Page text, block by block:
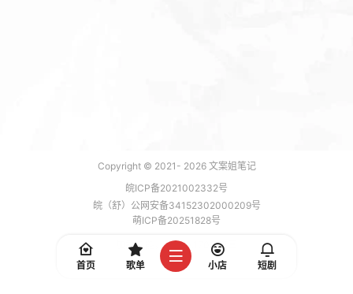
Copyright © 2021- 2026文案姐笔记
皖ICP备2021002332号
皖（舒）公网安备34152302000209号
萌ICP备20251828号
加载 5 能，功耗 0.1703 焦耳
首页
歌单 小店 短剧